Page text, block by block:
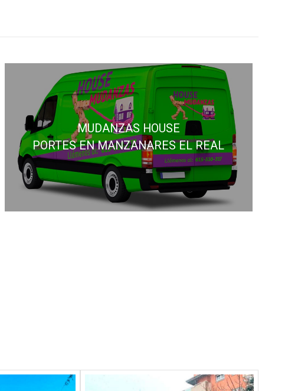
MUDANZAS HOUSE
PORTES EN MANZANARES EL REAL